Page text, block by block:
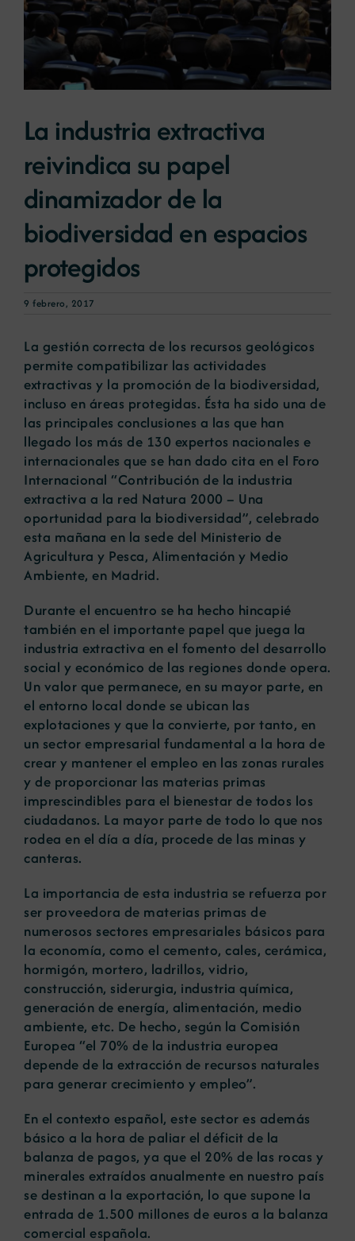
Noticias
La industria extractiva
reivindica su papel
dinamizador de la
biodiversidad en espacios
protegidos
9 febrero, 2017
La gestión correcta de los recursos geológicos
permite compatibilizar las actividades
extractivas y la promoción de la biodiversidad,
incluso en áreas protegidas. Ésta ha sido una de
las principales conclusiones a las que han
llegado los más de 130 expertos nacionales e
internacionales que se han dado cita en el Foro
Internacional “Contribución de la industria
extractiva a la red Natura 2000 – Una
oportunidad para la biodiversidad”, celebrado
esta mañana en la sede del Ministerio de
Agricultura y Pesca, Alimentación y Medio
Ambiente, en Madrid.
Durante el encuentro se ha hecho hincapié
también en el importante papel que juega la
industria extractiva en el fomento del desarrollo
social y económico de las regiones donde opera.
Un valor que permanece, en su mayor parte, en
el entorno local donde se ubican las
explotaciones y que la convierte, por tanto, en
un sector empresarial fundamental a la hora de
crear y mantener el empleo en las zonas rurales
y de proporcionar las materias primas
imprescindibles para el bienestar de todos los
ciudadanos. La mayor parte de todo lo que nos
rodea en el día a día, procede de las minas y
canteras.
La importancia de esta industria se refuerza por
ser proveedora de materias primas de
numerosos sectores empresariales básicos para
la economía, como el cemento, cales, cerámica,
hormigón, mortero, ladrillos, vidrio,
construcción, siderurgia, industria química,
generación de energía, alimentación, medio
ambiente, etc. De hecho, según la Comisión
Europea “el 70% de la industria europea
depende de la extracción de recursos naturales
para generar crecimiento y empleo”.
En el contexto español, este sector es además
básico a la hora de paliar el déficit de la
balanza de pagos, ya que el 20% de las rocas y
minerales extraídos anualmente en nuestro país
se destinan a la exportación, lo que supone la
entrada de 1.500 millones de euros a la balanza
comercial española.